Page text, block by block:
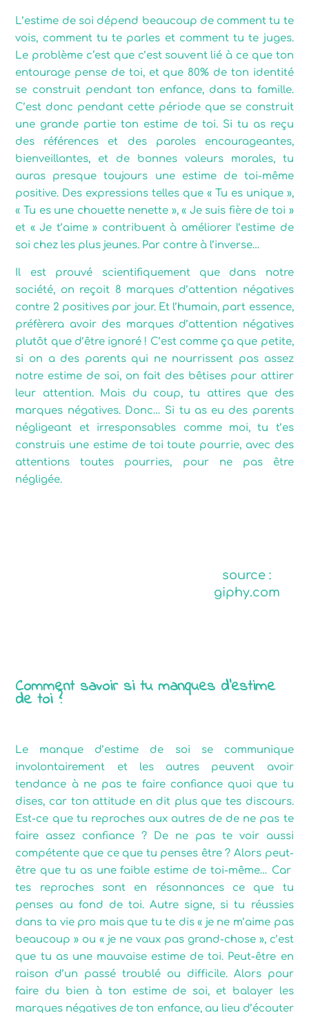
L’estime de soi dépend beaucoup de comment tu te
vois, comment tu te parles et comment tu te juges.
Le problème c‘est que c’est souvent lié à ce que ton
entourage pense de toi, et que 80% de ton identité
se construit pendant ton enfance, dans ta famille.
C’est donc pendant cette période que se construit
une grande partie ton estime de toi. Si tu as reçu
des références et des paroles encourageantes,
bienveillantes, et de bonnes valeurs morales, tu
auras presque toujours une estime de toi-même
positive. Des expressions telles que « Tu es unique »,
« Tu es une chouette nenette », « Je suis fière de toi »
et « Je t’aime » contribuent à améliorer l’estime de
soi chez les plus jeunes. Par contre à l’inverse…
Il est prouvé scientifiquement que dans notre
société, on reçoit 8 marques d’attention négatives
contre 2 positives par jour. Et l’humain, part essence,
préfèrera avoir des marques d’attention négatives
plutôt que d’être ignoré ! C’est comme ça que petite,
si on a des parents qui ne nourrissent pas assez
notre estime de soi, on fait des bêtises pour attirer
leur attention. Mais du coup, tu attires que des
marques négatives. Donc… Si tu as eu des parents
négligeant et irresponsables comme moi, tu t’es
construis une estime de toi toute pourrie, avec des
attentions toutes pourries, pour ne pas être
négligée.
source :
giphy.com
Comment savoir si tu manques d’estime
de toi ?
Le manque d’estime de soi se communique
involontairement et les autres peuvent avoir
tendance à ne pas te faire confiance quoi que tu
dises, car ton attitude en dit plus que tes discours.
Est-ce que tu reproches aux autres de de ne pas te
faire assez confiance ? De ne pas te voir aussi
compétente que ce que tu penses être ? Alors peut-
être que tu as une faible estime de toi-même… Car
tes reproches sont en résonnances ce que tu
penses au fond de toi. Autre signe, si tu réussies
dans ta vie pro mais que tu te dis « je ne m’aime pas
beaucoup » ou « je ne vaux pas grand-chose », c’est
que tu as une mauvaise estime de toi. Peut-être en
raison d’un passé troublé ou difficile. Alors pour
faire du bien à ton estime de soi, et balayer les
marques négatives de ton enfance, au lieu d’écouter